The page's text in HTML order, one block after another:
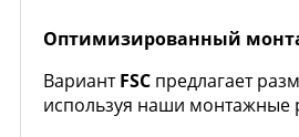
Оптимизированный
ВариантFSC предлагает
используя наши монтажные